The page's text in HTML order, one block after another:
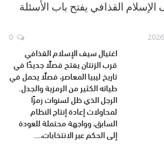
القذافي يفتح باب الأسئلة
اغتيال سيف الإسلام القذافي
قرب الزنتان يفتح فصلًا جديدًا في
تاريخ ليبيا المعاصر، فصلًا يحمل في
طياته الكثير من الرمزية والجدل.
الرجل الذي ظل لسنوات رمزًا
لمحاولات إعادة إنتاج النظام
السابق، وواجهة محتملة للعودة
إلى الحكم عبر الانتخابات،…